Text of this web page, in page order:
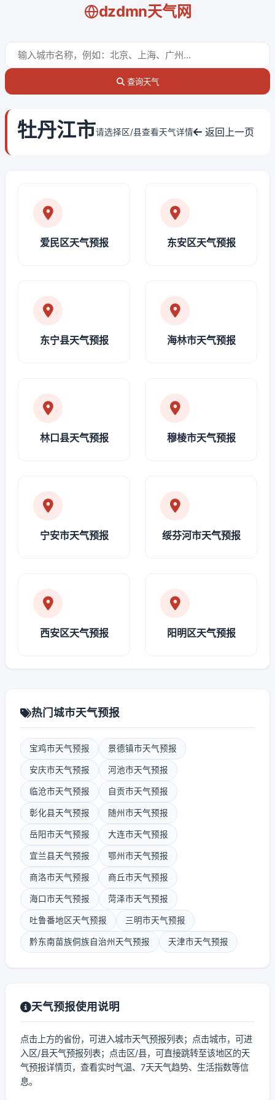
dzdmn天气网
查询天气
牡丹江市请选择区/县查看天气详情 返回上一页
爱民区天气预报 东安区天气预报
东宁县天气预报 海林市天气预报
林口县天气预报 穆棱市天气预报
宁安市天气预报 绥芬河市天气预报
西安区天气预报 阳明区天气预报
热门城市天气预报
宝鸡市天气预报 景德镇市天气预报
安庆市天气预报 河池市天气预报
临沧市天气预报 自贡市天气预报
彰化县天气预报 随州市天气预报
岳阳市天气预报 大连市天气预报
宜兰县天气预报 鄂州市天气预报
商洛市天气预报 商丘市天气预报
海口市天气预报 菏泽市天气预报
吐鲁番地区天气预报 三明市天气预报
黔东南苗族侗族自治州天气预报 天津市天气预报
天气预报使用说明
点击上方的省份，可进入城市天气预报列表；点击城市，可进
入区/县天气预报列表；点击区/县，可直接跳转至该地区的天
气预报详情页，查看实时气温、7天天气趋势、生活指数等信
息。